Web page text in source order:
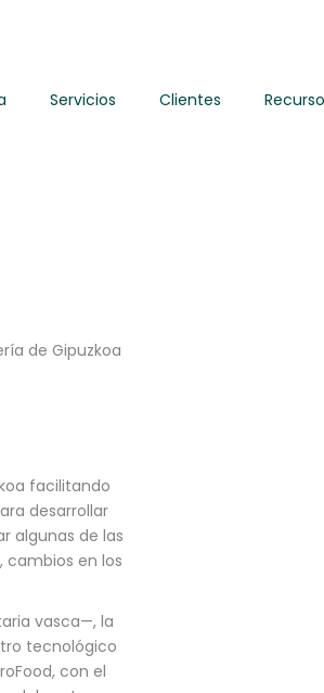
Servicios Clientes
de Gipuzkoa
facilitando
desarrollar
algunas de las
en los
vasca—, la
tecnológico
con el